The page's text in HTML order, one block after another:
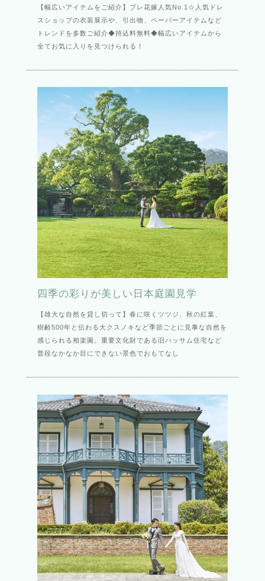
【幅広いアイテムをご紹介】プレ花嫁人気No.1☆人気ドレ
スショップの衣装展示や、引出物、ペーパーアイテムなど
トレンドを多数ご紹介◆持込料無料◆幅広いアイテムから
全てお気に入りを見つけられる！
四季の彩りが美しい日本庭園見学
【雄大な自然を貸し切って】春に咲くツツジ、秋の紅葉、
樹齢500年と伝わる大クスノキなど季節ごとに見事な自然を
感じられる相楽園。重要文化財である旧ハッサム住宅など
普段なかなか目にできない景色でおもてなし